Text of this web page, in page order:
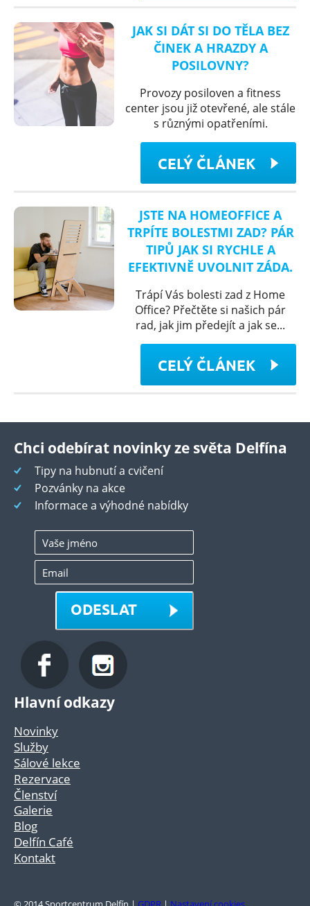
JAK SI DÁT SI DO TĚLA BEZ
ČINEK A HRAZDY A
POSILOVNY?
Provozy posiloven a fitness
center jsou již otevřené, ale stále
s různými opatřeními.
CELÝ ČLÁNEK
JSTE NA HOMEOFFICE A
TRPÍTE BOLESTMI ZAD? PÁR
TIPŮ JAK SI RYCHLE A
EFEKTIVNĚ UVOLNIT ZÁDA.
Trápí Vás bolesti zad z Home
Office? Přečtěte si našich pár
rad, jak jim předejít a jak se...
CELÝ ČLÁNEK
Chci odebírat novinky ze světa Delfína
Tipy na hubnutí a cvičení
Pozvánky na akce
Informace a výhodné nabídky
ODESLAT
Hlavní odkazy
Novinky
Služby
Sálové lekce
Rezervace
Členství
Galerie
Blog
Delfín Café
Kontakt